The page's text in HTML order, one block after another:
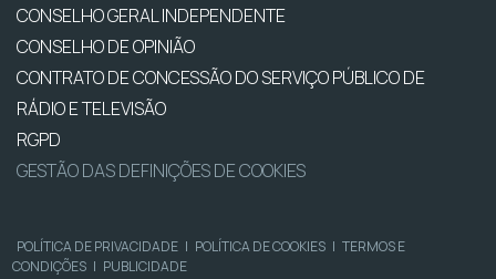
CONSELHO GERAL INDEPENDENTE
CONSELHO DE OPINIÃO
CONTRATO DE CONCESSÃO DO SERVIÇO PÚBLICO DE
RÁDIO E TELEVISÃO
RGPD
GESTÃO DAS DEFINIÇÕES DE COOKIES
POLÍTICA DE PRIVACIDADE | POLÍTICA DE COOKIES | TERMOS E
CONDIÇÕES | PUBLICIDADE